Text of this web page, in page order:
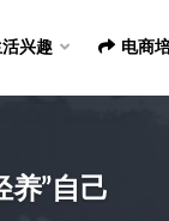
兴趣 电商
养”自己